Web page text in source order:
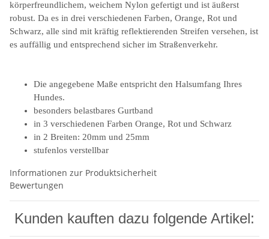
körperfreundlichem, weichem Nylon gefertigt und ist äußerst
robust. Da es in drei verschiedenen Farben, Orange, Rot und
Schwarz, alle sind mit kräftig reflektierenden Streifen versehen, ist
es auffällig und entsprechend sicher im Straßenverkehr.
Die angegebene Maße entspricht den Halsumfang Ihres
Hundes.
besonders belastbares Gurtband
in 3 verschiedenen Farben Orange, Rot und Schwarz
in 2 Breiten: 20mm und 25mm
stufenlos verstellbar
Informationen zur Produktsicherheit
Bewertungen
Kunden kauften dazu folgende Artikel: